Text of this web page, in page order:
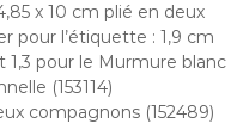
x 10 cm plié en deux
pour l’étiquette : 1,9 cm
1,3 pour le Murmure blanc
(153114)
compagnons (152489)